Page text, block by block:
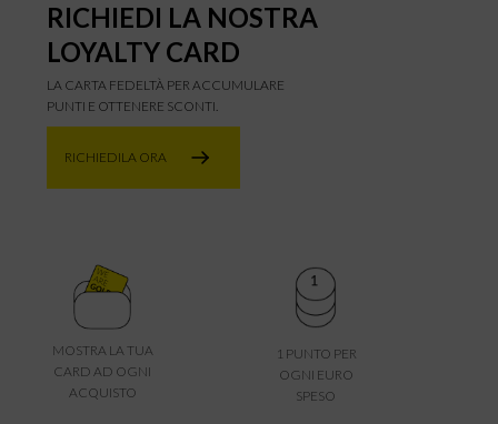
RICHIEDI LA NOSTRA
LOYALTY CARD
LA CARTA FEDELTÀ PER ACCUMULARE
PUNTI E OTTENERE SCONTI.
RICHIEDILA ORA
MOSTRA LA TUA
CARD AD OGNI
ACQUISTO
1 PUNTO PER
OGNI EURO
SPESO